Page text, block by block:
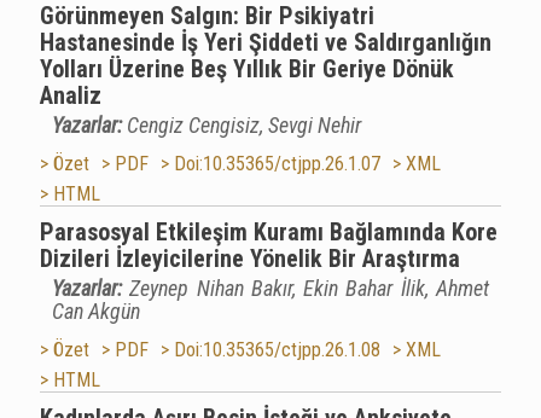
Görünmeyen Salgın: Bir Psikiyatri
Hastanesinde İş Yeri Şiddeti ve Saldırganlığın
Yolları Üzerine Beş Yıllık Bir Geriye Dönük
Analiz
Yazarlar:Cengiz Cengisiz, Sevgi Nehir
> Özet > PDF > Doi:10.35365/ctjpp.26.1.07 > XML
> HTML
Parasosyal Etkileşim Kuramı Bağlamında Kore
Dizileri İzleyicilerine Yönelik Bir Araştırma
Yazarlar:Zeynep Nihan Bakır, Ekin Bahar İlik, Ahmet
Can Akgün
> Özet > PDF > Doi:10.35365/ctjpp.26.1.08
> XML
> HTML